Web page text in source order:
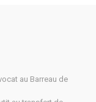
au Barreau de